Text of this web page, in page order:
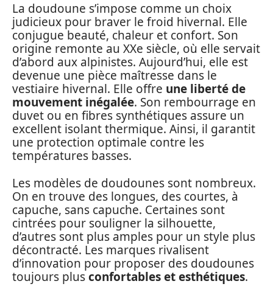
La doudoune s’impose comme un choix
judicieux pour braver le froid hivernal. Elle
conjugue beauté, chaleur et confort. Son
origine remonte au XXe siècle, où elle servait
d’abord aux alpinistes. Aujourd’hui, elle est
devenue une pièce maîtresse dans le
vestiaire hivernal. Elle offre une liberté de
mouvement inégalée. Son rembourrage en
duvet ou en fibres synthétiques assure un
excellent isolant thermique. Ainsi, il garantit
une protection optimale contre les
températures basses.
Les modèles de doudounes sont nombreux.
On en trouve des longues, des courtes, à
capuche, sans capuche. Certaines sont
cintrées pour souligner la silhouette,
d’autres sont plus amples pour un style plus
décontracté. Les marques rivalisent
d’innovation pour proposer des doudounes
toujours plusconfortables et esthétiques.